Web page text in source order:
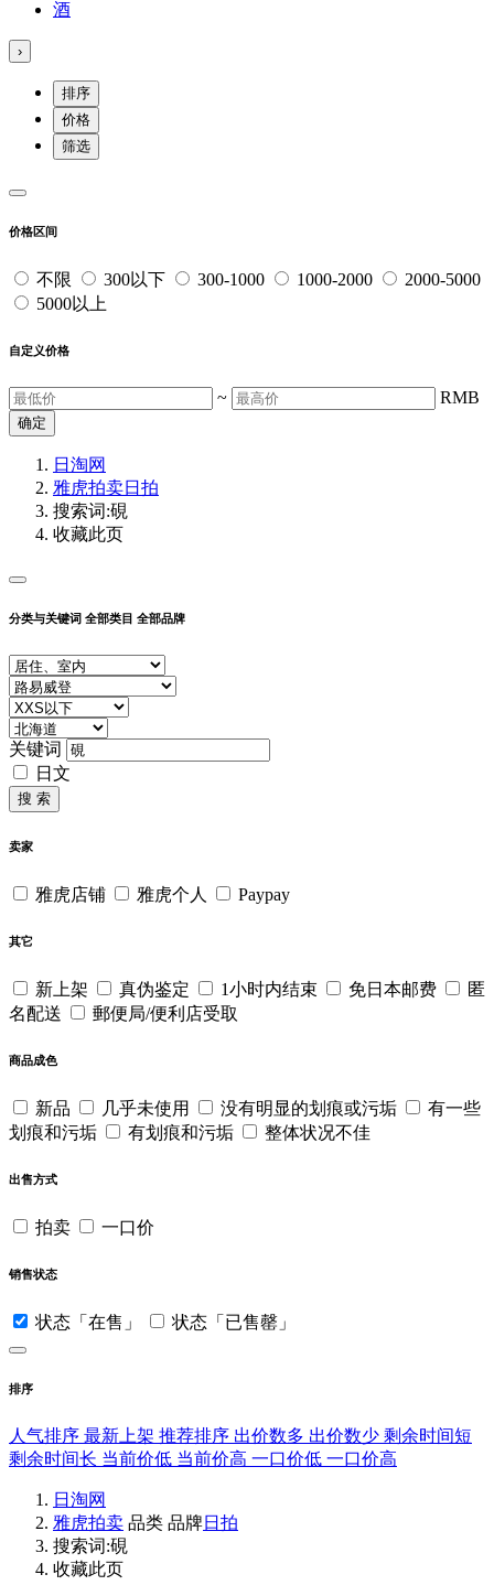
酒
›
排序
价格
筛选
价格区间
不限 300以下 300-1000 1000-2000
2000-5000
5000以上
自定义价格
~ RMB
确定
日淘网
雅虎拍卖日拍
搜索词:硯
收藏此页
分类与关键词 全部类目 全部品牌
关键词
日文
搜 索
卖家
雅虎店铺 雅虎个人 Paypay
其它
新上架 真伪鉴定 1小时内结束 免日本邮费
匿
名配送
郵便局/便利店受取
商品成色
新品 几乎未使用 没有明显的划痕或污垢
有一些
划痕和污垢
有划痕和污垢 整体状况不佳
出售方式
拍卖 一口价
销售状态
状态「在售」 状态「已售罄」
排序
人气排序 最新上架 推荐排序 出价数多 出价数少 剩余时间短
剩余时间长 当前价低 当前价高 一口价低 一口价高
日淘网
雅虎拍卖 品类 品牌日拍
搜索词:硯
收藏此页